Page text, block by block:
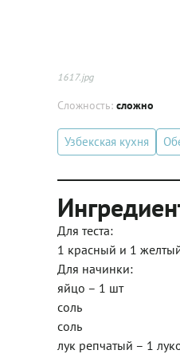
1617.jpg
Сложность: сложно
Узбекская кухня
Для теста:
1 красный и 1
Для начинки:
яйцо – 1 шт
соль
соль
лук репчатый – 1